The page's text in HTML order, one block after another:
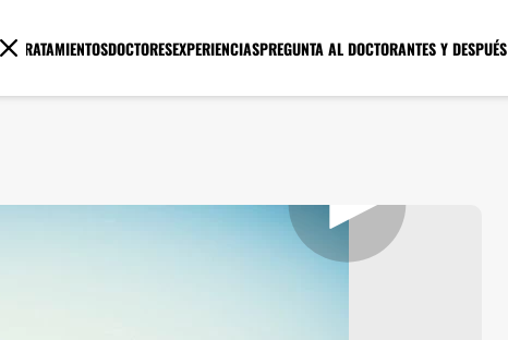
TRATAMIENTOSDOCTORESEXPERIENCIASPREGUNTA AL DOCTORANTES Y DESPUÉS